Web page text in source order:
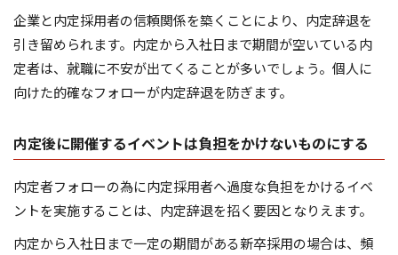
企業と内定採用者の信頼関係を築くことにより、内定辞退を
引き留められます。内定から入社日まで期間が空いている内
定者は、就職に不安が出てくることが多いでしょう。個人に
向けた的確なフォローが内定辞退を防ぎます。
内定後に開催するイベントは負担をかけないものにする
内定者フォローの為に内定採用者へ過度な負担をかけるイベ
ントを実施することは、内定辞退を招く要因となりえます。
内定から入社日まで一定の期間がある新卒採用の場合は、頻